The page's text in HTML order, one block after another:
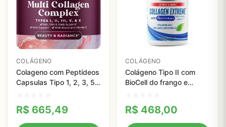
COLÁGENO
Colageno com Peptídeos
Capsulas Tipo 1, 2, 3, 5
R$ 665,49
COLÁGENO
Colágeno Tipo II com
BioCell do frango e
Cápsulas
R$ 468,00